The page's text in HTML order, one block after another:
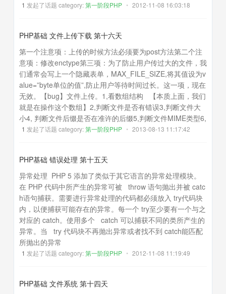
1 发起了话题 category:第一阶段PHP • 2012-11-08 16:03:18
PHP基础 文件上传下载 第十六天
第一个注意项：上传的时候方法必须要为post方法第二个注
意项：修改enctype第三项：为了防止用户传过大的文件，我
们通常会写上一个隐藏表单，MAX_FILE_SIZE,将其值设为v
alue=”byte单位的值”,防止用户等待时间过长。这一项，现在
无效。【bug】文件上传。1,看数组结构 【本质上面，我们
就是在操作这个数组】2,判断文件是否有错误3,判断文件大
小4, 判断文件后缀是否在准许的后缀5,判断文件MIME类型6,
1 发起了话题 category:第一阶段PHP • 2013-08-13 11:17:42
PHP基础 错误处理 第十五天
异常处理 PHP 5 添加了类似于其它语言的异常处理模块。
在 PHP 代码中所产生的异常可被 throw 语句抛出并被 catc
h语句捕获。需要进行异常处理的代码都必须放入 try代码块
内，以便捕获可能存在的异常。每一个 try至少要有一个与之
对应的 catch。使用多个 catch 可以捕获不同的类所产生的
异常。当 try 代码块不再抛出异常或者找不到 catch能匹配
所抛出的异常
1 发起了话题 category:第一阶段PHP • 2012-11-08 11:19:49
PHP基础 文件系统 第十四天